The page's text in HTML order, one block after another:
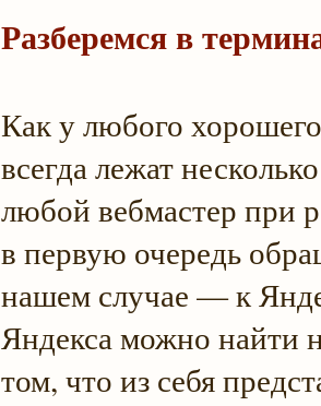
Разберемся в
Как у любого
всегда лежат
любой вебмастер при
в первую очередь
нашем случае — к
Яндекса можно найти
том, что из себя